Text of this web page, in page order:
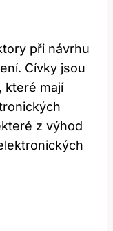
při návrhu
Cívky jsou
které mají
z výhod